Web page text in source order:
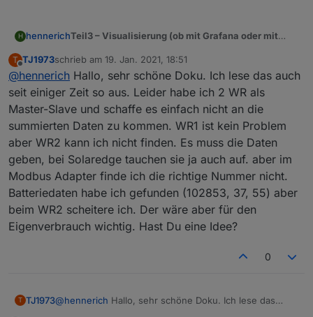
H hennerichTeil3 – Visualisierung (ob mit Grafana oder mit
ongoing, erster Screenshot von meinem Grafana
Dashboard (auch hier danke an inkoFa, das ist
nämlich seine Idee gewesen).
HIer noch das Grafana json für einen Import.
PV Anlage-1605288773411.json
Damit ihr euch das auch nachbauen könnt, erkläre
ich nachfolgend welche Einstellungen dafür
notwendig sind. Der linke Block kommt von meiner
Heizung, den lasse ich außen vor und konzentriere
mich nur auf die PV Sachen.
1. Graph PV
Quellen aus der InfluxDB sind
PVLeistungAktuell -> gelber Graph
Hausverbrauch -> blauer Graph
TempWechselrichter -> orangener Graph
(Sonnenstand) -> gestrichelt grüne Linie
Die ersten 3 Werte solltet ihr schon haben wenn ihr
oben aus meinem Teil 2 die Sachen übernommen
habt.
Sonnenstand war ein fertiges JS Script:
Spoiler
Spoiler
T
Offline
TJ1973schrieb am 19. Jan. 2021, 18:51
zuletzt editiert von
@hennerich Hallo, sehr schöne Doku. Ich lese das auch
seit einiger Zeit so aus. Leider habe ich 2 WR als
Master-Slave und schaffe es einfach nicht an die
summierten Daten zu kommen. WR1 ist kein Problem
aber WR2 kann ich nicht finden. Es muss die Daten
geben, bei Solaredge tauchen sie ja auch auf. aber im
Modbus Adapter finde ich die richtige Nummer nicht.
Batteriedaten habe ich gefunden (102853, 37, 55) aber
beim WR2 scheitere ich. Der wäre aber für den
Eigenverbrauch wichtig. Hast Du eine Idee?
0
T TJ1973@hennerich Hallo, sehr schöne Doku. Ich lese das